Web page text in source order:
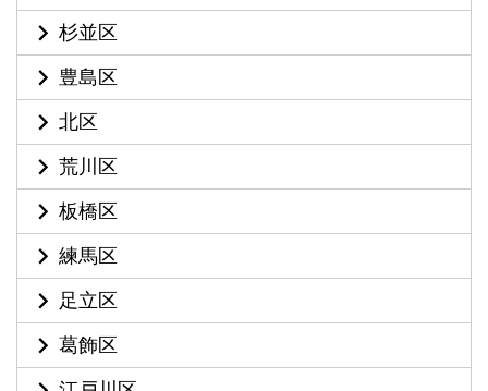
杉並区
豊島区
北区
荒川区
板橋区
練馬区
足立区
葛飾区